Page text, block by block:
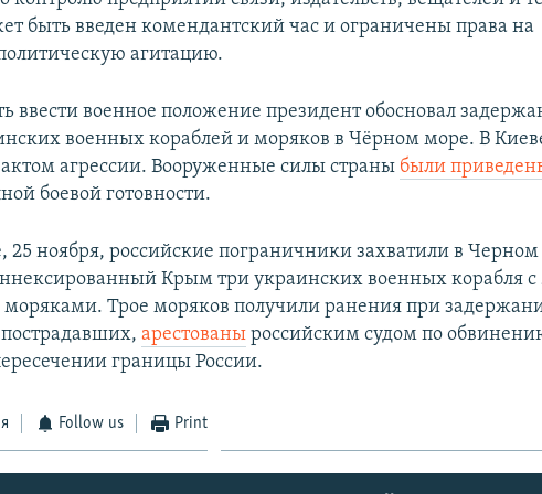
быть введен комендантский час и ограничены права на
агитацию.
ввести военное положение президент обосновал
военных кораблей и моряков в Чёрном море. В
агрессии. Вооруженные силы страны были
боевой готовности.
25 ноября, российские пограничники захватили в
Крым три украинских военных корабля с
Трое моряков получили ранения при
арестованы российским судом по
границы России.​
Follow us Print